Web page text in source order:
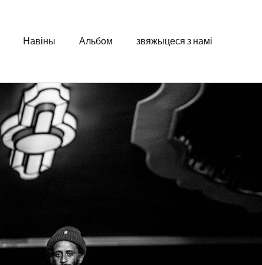
Навіны Альбом звяжыцеся з намі